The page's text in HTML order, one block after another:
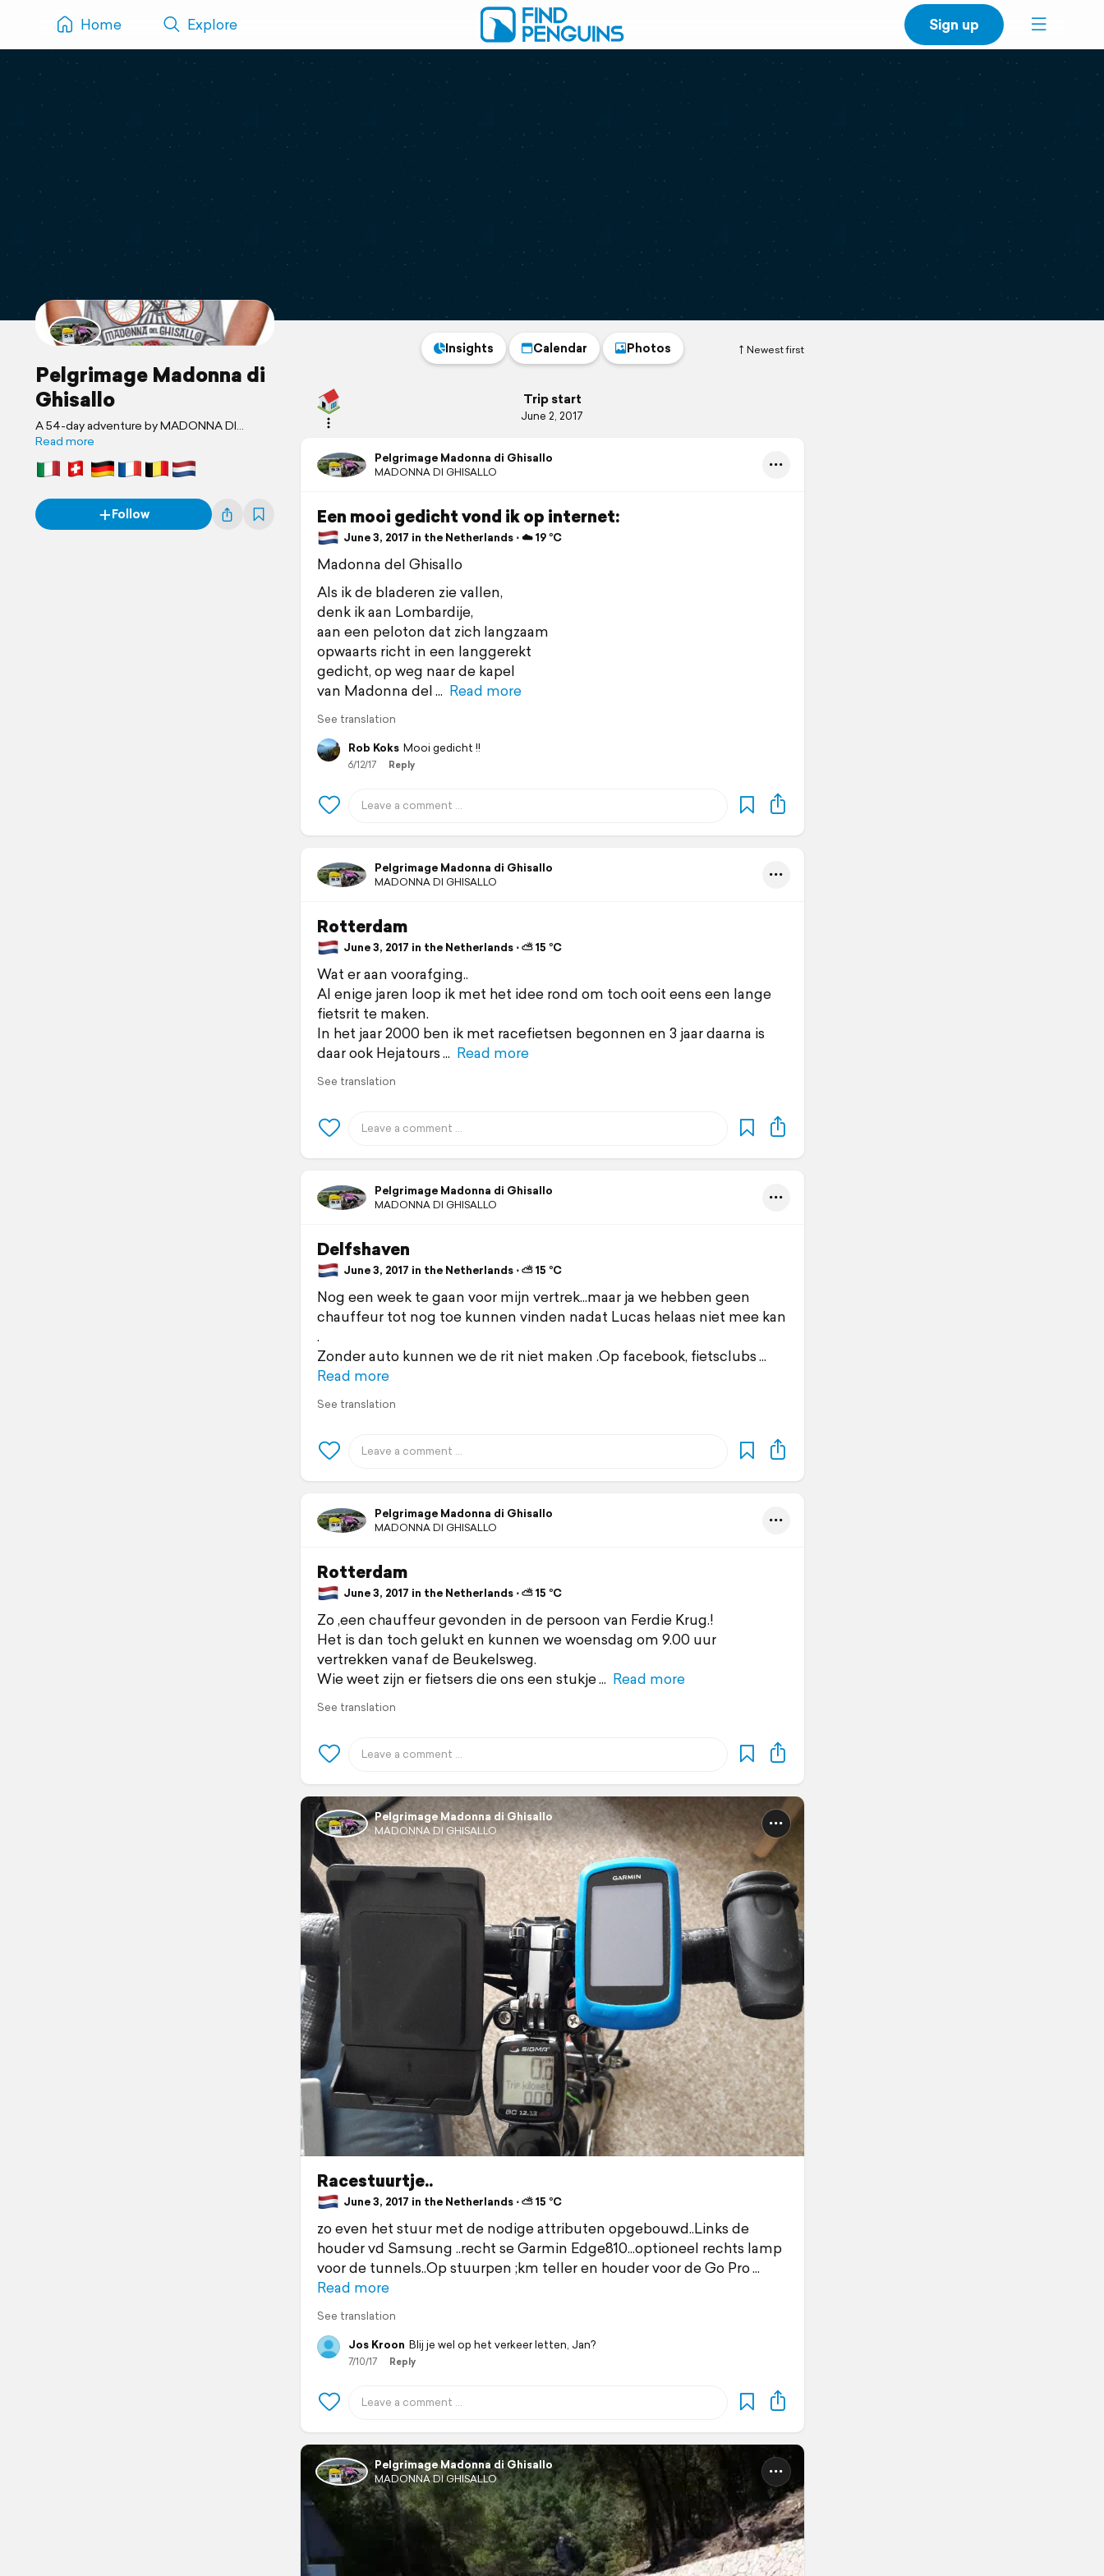
Home Explore Sign up
Pelgrimage Madonna di
Ghisallo
A 54-day adventure by MADONNA DI
GHISALLO
Read more
Follow
Newest first
Insights Calendar Photos
Trip start
June 2, 2017
Pelgrimage Madonna di Ghisallo
MADONNA DI GHISALLO
Een mooi gedicht vond ik op internet:
June 3, 2017 in the Netherlands ⋅ ☁️ 19 °C
Madonna del Ghisallo
Als ik de bladeren zie vallen,
denk ik aan Lombardije,
aan een peloton dat zich langzaam
opwaarts richt in een langgerekt
gedicht, op weg naar de kapel
van Madonna del
Read more
See translation
Rob Koks Mooi gedicht !!
6/12/17 Reply
Pelgrimage Madonna di Ghisallo
MADONNA DI GHISALLO
Rotterdam
June 3, 2017 in the Netherlands ⋅ ⛅ 15 °C
Wat er aan voorafging..
Al enige jaren loop ik met het idee rond om toch ooit eens een lange
fietsrit te maken.
In het jaar 2000 ben ik met racefietsen begonnen en 3 jaar daarna is
daar ook Hejatours
Read more
See translation
Pelgrimage Madonna di Ghisallo
MADONNA DI GHISALLO
Delfshaven
June 3, 2017 in the Netherlands ⋅ ⛅ 15 °C
Nog een week te gaan voor mijn vertrek...maar ja we hebben geen
chauffeur tot nog toe kunnen vinden nadat Lucas helaas niet mee kan
.
Zonder auto kunnen we de rit niet maken .Op facebook, fietsclubs
Read more
See translation
Pelgrimage Madonna di Ghisallo
MADONNA DI GHISALLO
Rotterdam
June 3, 2017 in the Netherlands ⋅ ⛅ 15 °C
Zo ,een chauffeur gevonden in de persoon van Ferdie Krug.!
Het is dan toch gelukt en kunnen we woensdag om 9.00 uur
vertrekken vanaf de Beukelsweg.
Wie weet zijn er fietsers die ons een stukje
Read more
See translation
Pelgrimage Madonna di Ghisallo
MADONNA DI GHISALLO
Racestuurtje..
June 3, 2017 in the Netherlands ⋅ ⛅ 15 °C
zo even het stuur met de nodige attributen opgebouwd..Links de
houder vd Samsung ..recht se Garmin Edge810...optioneel rechts lamp
voor de tunnels..Op stuurpen ;km teller en houder voor de Go Pro
Read more
See translation
Jos Kroon Blij je wel op het verkeer letten, Jan?
7/10/17 Reply
Pelgrimage Madonna di Ghisallo
MADONNA DI GHISALLO